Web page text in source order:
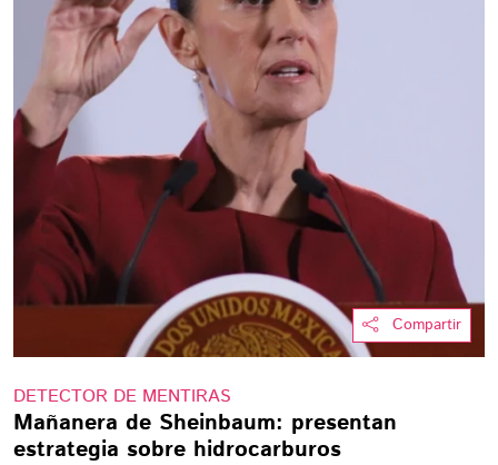
Compartir
DETECTOR DE MENTIRAS
Mañanera de Sheinbaum: presentan
estrategia sobre hidrocarburos